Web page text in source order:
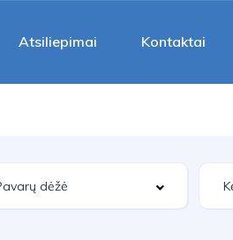
Atsiliepimai Kontaktai